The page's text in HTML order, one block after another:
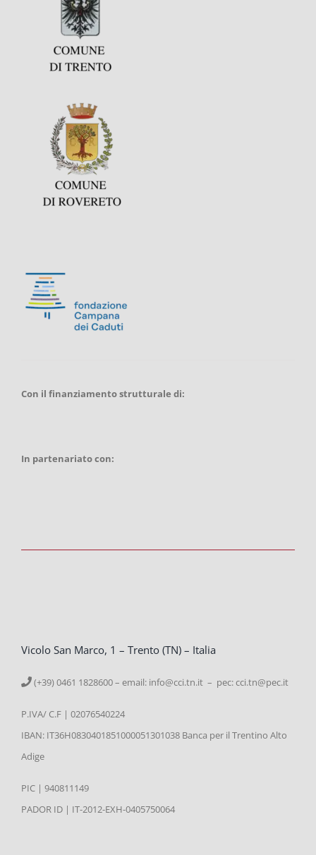
Con il finanziamento strutturale di:
In partenariato con:
Vicolo San Marco, 1 – Trento (TN) – Italia
(+39) 0461 1828600 – email: info@cci.tn.it – pec: cci.tn@pec.it
P.IVA/ C.F | 02076540224
IBAN: IT36H0830401851000051301038 Banca per il Trentino Alto
Adige
PIC | 940811149
PADOR ID | IT-2012-EXH-0405750064